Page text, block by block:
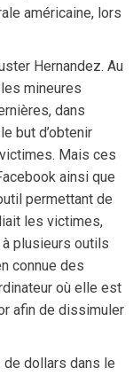
américaine, lors
Hernandez. Au
mineures
dans
but d’obtenir
Mais ces
ainsi que
permettant de
les victimes,
plusieurs outils
connue des
où elle est
afin de dissimuler
dollars dans le